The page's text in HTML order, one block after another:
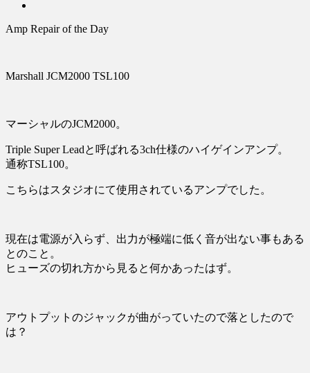
Amp Repair of the Day
Marshall JCM2000 TSL100
マーシャルのJCM2000。
Triple Super Leadと呼ばれる3ch仕様のハイゲインアンプ。
通称TSL100。
こちらはスタジオにて使用されているアンプでした。
現在は電源が入らず、出力が極端に低く音が出ない事もある
とのこと。
ヒューズの切れ方から見ると何かあったはず。
アウトプットのジャックが曲がっていたので落としたので
は？